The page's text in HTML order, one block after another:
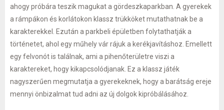
ahogy próbára teszik magukat a gördeszkaparkban. A gyerekek
a rámpákon és korlátokon klassz trükköket mutathatnak be a
karakterekkel. Ezután a parkbeli épületben folytathatják a
történetet, ahol egy műhely vár rájuk a kerékjavításhoz. Emellett
egy felvonót is találnak, ami a pihenőterületre viszi a
karaktereket, hogy kikapcsolódjanak. Ez a klassz játék
nagyszerűen megmutatja a gyerekeknek, hogy a barátság ereje
mennyi önbizalmat tud adni az új dolgok kipróbálásához.